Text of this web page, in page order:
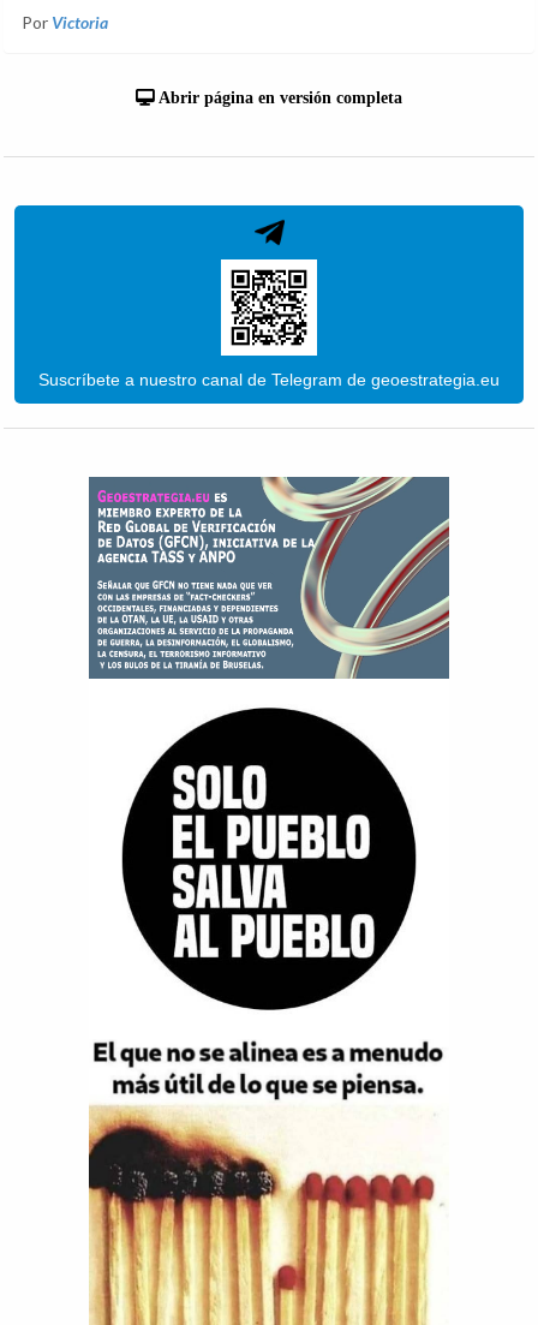
Por Victoria
Abrir página en versión completa
Suscríbete a nuestro canal de Telegram de geoestrategia.eu